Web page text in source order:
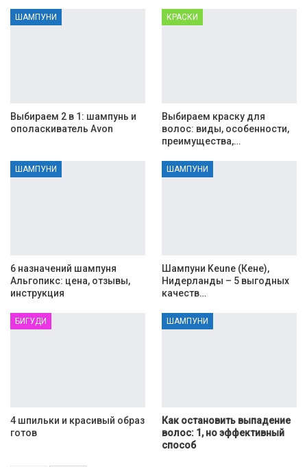
ШАМПУНИ
Выбираем 2 в 1: шампунь и
ополаскиватель Avon
КРАСКИ
Выбираем краску для
волос: виды, особенности,
преимущества,…
ШАМПУНИ
6 назначений шампуня
Альгопикс: цена, отзывы,
инструкция
ШАМПУНИ
Шампуни Keune (Кене),
Нидерланды – 5 выгодных
качеств…
БИГУДИ
4 шпильки и красивый образ
готов
ШАМПУНИ
Как остановить выпадение
волос: 1, но эффективный
способ